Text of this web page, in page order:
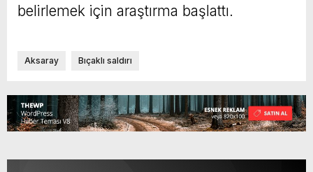
belirlemek için araştırma başlattı.
Aksaray Bıçaklı saldırı